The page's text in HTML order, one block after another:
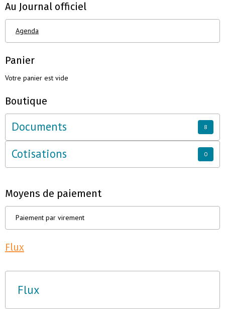
Au Journal officiel
Agenda
Panier
Votre panier est vide
Boutique
Documents 8
Cotisations 0
Moyens de paiement
Paiement par virement
Flux
Flux